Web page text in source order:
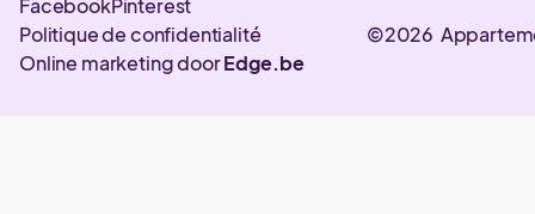
FacebookPinterest
©2026
Politique de confidentialité
Online marketing doorEdge.be